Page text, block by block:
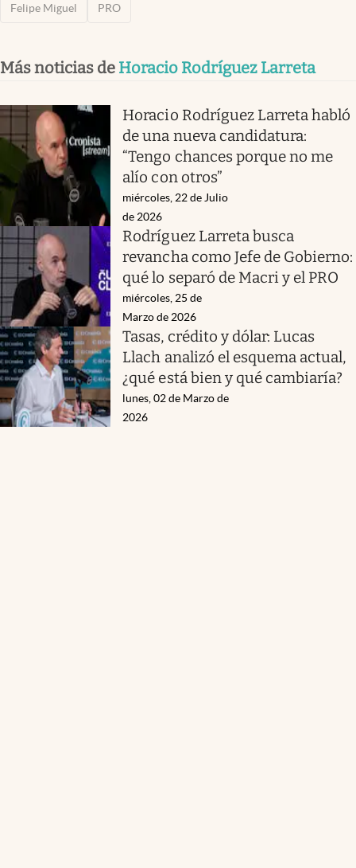
Felipe Miguel PRO
Más noticias de Horacio Rodríguez Larreta
Horacio Rodríguez Larreta habló
de una nueva candidatura:
“Tengo chances porque no me
alío con otros”
miércoles, 22 de Julio
de 2026
Rodríguez Larreta busca
revancha como Jefe de Gobierno:
qué lo separó de Macri y el PRO
miércoles, 25 de
Marzo de 2026
Tasas, crédito y dólar: Lucas
Llach analizó el esquema actual,
¿qué está bien y qué cambiaría?
lunes, 02 de Marzo de
2026